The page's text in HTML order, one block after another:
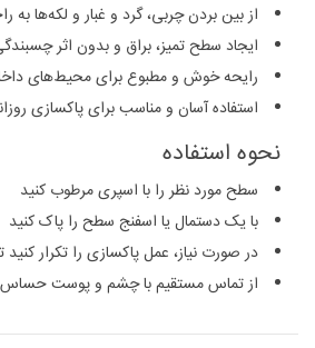
از بین بردن چربی، گرد و غبار و لکه‌ها به
ایجاد سطح تمیز، براق و بدون اثر
رایحه خوش و مطبوع برای محیط‌های
استفاده آسان و مناسب برای پاکسازی
نحوه استفاده
سطح مورد نظر را با اسپری مرطوب کنید
با یک دستمال یا اسفنج سطح را پاک کنید
در صورت نیاز، عمل پاکسازی را تکرار
از تماس مستقیم با چشم و پوست حساس